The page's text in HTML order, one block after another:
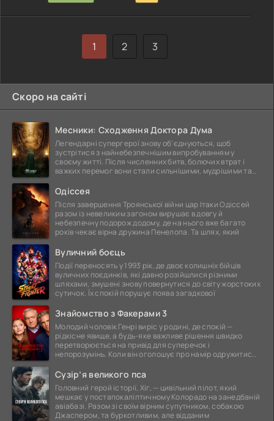
1 2 3
Скоро на сайті
Месники: Сходження Доктора Дума
Легендарні супергерої знову об'єднуються, щоб
зустрітися з найнебезпечнішим випробуванням у
своєму житті. Після численних битв, болючих втрат і
важких перемог вони стали сильнішими, мудрішими та
Одіссея
Після завершення Троянської війни цар Ітаки Одіссей
разом із невеликим загоном вирушає в довгу й
небезпечну подорож додому, де на нього вже багато
років чекає вірна дружина Пенелопа. Та шлях, який
Вуличний боєць
Події переносять у 1993 рік, де двоє колишніх бійців
вуличних поєдинків, які давно розійшлися різними
шляхами, змушені знову повернутися до світу жорстоких
сутичок. Їх спокій порушує поява загадкової
Знайомство з Факерами 3
Молодий чоловік Генрі виріс у родині, де спокій —
рідкісне явище, а будь-яке важливе рішення швидко
перетворюється на привід для суперечок і
непорозумінь. Коли він оголошує про намір одружитися,
Сузір’я великого пса
Головний герой історії, Хіг, — цивільний пілот, який
мешкає у постапокаліптичному Колорадо на занедбаній
авіабазі. Разом зі своїм вірним супутником, собакою
Джаспером, та буркотливим, але відданим